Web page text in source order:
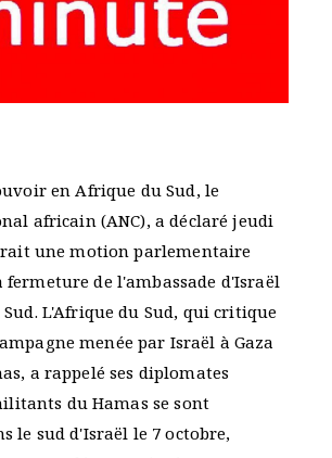
en Afrique du Sud, le
africain (ANC), a déclaré jeudi
une motion parlementaire
de l'ambassade d'Israël
L'Afrique du Sud, qui critique
menée par Israël à Gaza
a rappelé ses diplomates
du Hamas se sont
le sud d'Israël le 7 octobre,